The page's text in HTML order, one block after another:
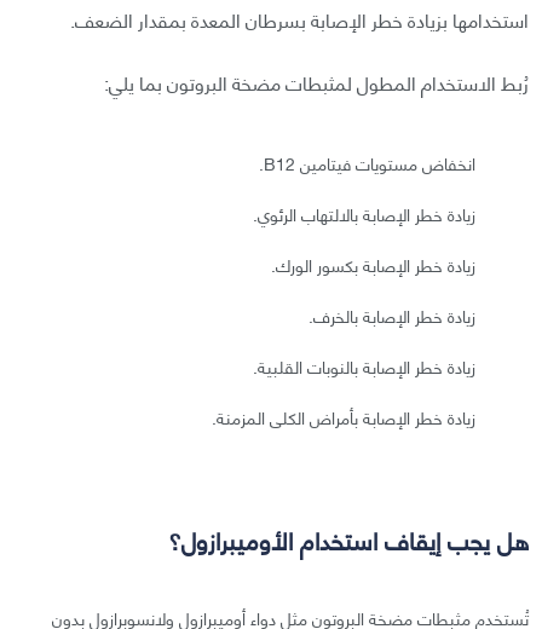
استخدامها بزيادة خطر الإصابة بسرطان المعدة بمقدار الضعف.
رُبط الاستخدام المطول لمثبطات مضخة البروتون بما يلي:
انخفاض مستويات فيتامين B12.
زيادة خطر الإصابة بالالتهاب الرئوي.
زيادة خطر الإصابة بكسور الورك.
زيادة خطر الإصابة بالخرف.
زيادة خطر الإصابة بالنوبات القلبية.
زيادة خطر الإصابة بأمراض الكلى المزمنة.
هل يجب إيقاف استخدام الأوميبرازول؟
تُستخدم مثبطات مضخة البروتون مثل دواء أوميبرازول ولانسوبرازول بدون